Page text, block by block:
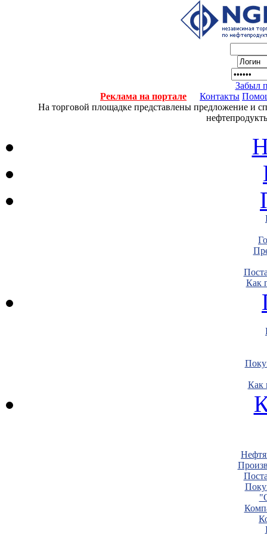
Забыл
Реклама на портале
Контакты
На торговой площадке представлены предложение и
Как
Как